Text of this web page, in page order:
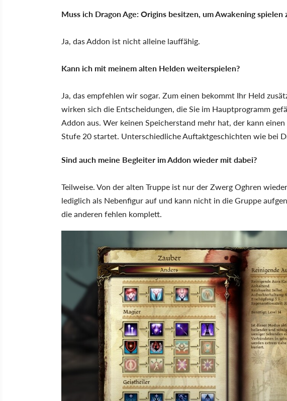
Muss ich Dragon Age: Origins besitzen, um Awakening spielen
Ja, das Addon ist nicht alleine lauffähig.
Kann ich mit meinem alten Helden weiterspielen?
Ja, das empfehlen wir sogar. Zum einen bekommt Ihr Held
wirken sich die Entscheidungen, die Sie im Hauptprogramm
Addon aus. Wer keinen Speicherstand mehr hat, der kann
Stufe 20 startet. Unterschiedliche Auftaktgeschichten wie bei
Sind auch meine Begleiter im Addon wieder mit dabei?
Teilweise. Von der alten Truppe ist nur der Zwerg Oghren
lediglich als Nebenfigur auf und kann nicht in die Gruppe
die anderen fehlen komplett.